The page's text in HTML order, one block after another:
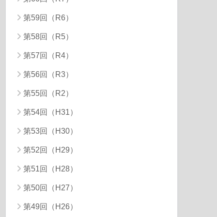
第59回（R6）
第58回（R5）
第57回（R4）
第56回（R3）
第55回（R2）
第54回（H31）
第53回（H30）
第52回（H29）
第51回（H28）
第50回（H27）
第49回（H26）